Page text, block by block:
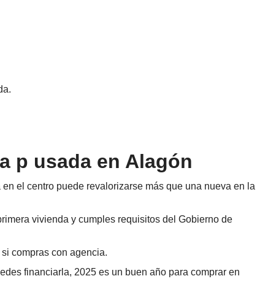
p usada en Alagón
el centro puede revalorizarse más que una nueva en la
vivienda y cumples requisitos del Gobierno de
compras con agencia.
financiarla, 2025 es un buen año para comprar en